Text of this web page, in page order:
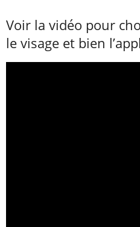
Voir la vidéo pour
le visage et bien